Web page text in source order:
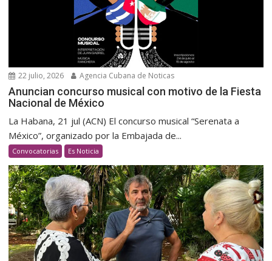
22 julio, 2026 Agencia Cubana de Noticas
Anuncian concurso musical con motivo de la Fiesta
Nacional de México
La Habana, 21 jul (ACN) El concurso musical “Serenata a
México”, organizado por la Embajada de...
Convocatorias Es Noticia